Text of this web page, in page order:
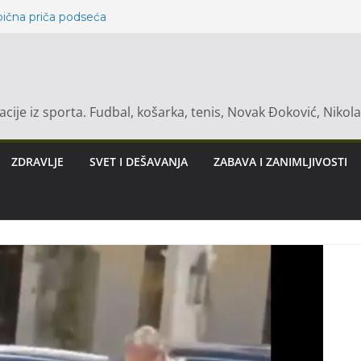
priča podseća
Ključna Nakon
Vangi, najviše
otkriva
iz sporta. Fudbal, košarka, tenis, Novak Đoković,
ZDRAVLJE SVET I DEŠAVANJA ZABAVA I ZANIMLJIVOSTI